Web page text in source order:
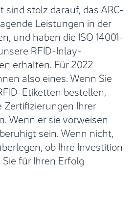
sind stolz darauf, das ARC-
Leistungen in der
und haben die ISO 14001-
RFID-Inlay-
erhalten. Für 2022
also eines. Wenn Sie
Etiketten bestellen,
Zertifizierungen Ihrer
Wenn er sie vorweisen
sein. Wenn nicht,
ob Ihre Investition
für Ihren Erfolg